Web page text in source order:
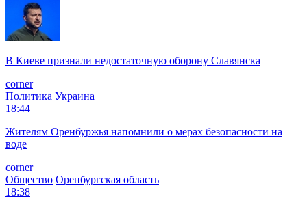
В Киеве признали недостаточную оборону Славянска
corner
Политика Украина
18:44
Жителям Оренбуржья напомнили о мерах безопасности на
воде
corner
Общество Оренбургская область
18:38